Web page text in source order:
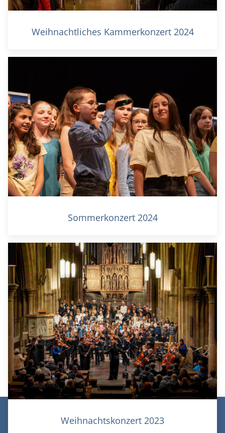
Weihnachtliches Kammerkonzert 2024
Sommerkonzert 2024
Weihnachtskonzert 2023
| Impressum|Login/Logout